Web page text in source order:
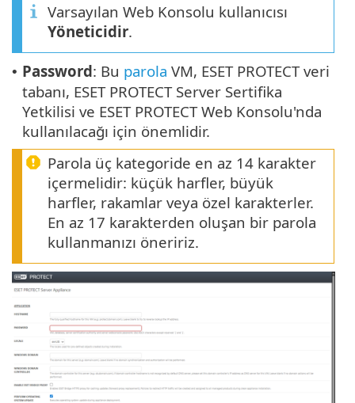
Varsayılan Web Konsolu kullanıcısı
Yöneticidir.
• Password: Bu parola VM, ESET PROTECT veri
tabanı, ESET PROTECT Server Sertifika
Yetkilisi ve ESET PROTECT Web Konsolu'nda
kullanılacağı için önemlidir.
Parola üç kategoride en az 14 karakter
içermelidir: küçük harfler, büyük
harfler, rakamlar veya özel karakterler.
En az 17 karakterden oluşan bir parola
kullanmanızı öneririz.